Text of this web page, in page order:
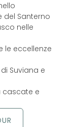
del Santerno
nelle
le eccellenze
Suviana e
cascate e